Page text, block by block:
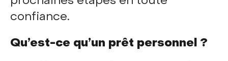
confiance.
Qu’est-ce qu’un prêt personnel ?